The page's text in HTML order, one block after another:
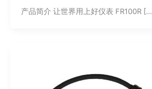
产品简介 让世界用上好仪表 FR100R […]